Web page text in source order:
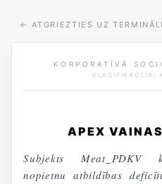
←ATGRIEZTIES UZ TERMINĀLI
KORPORATĪVĀ
KLASIFIKĀCIJA:
APEX
Subjekts Meat_PDKV
nopietnu atbildības